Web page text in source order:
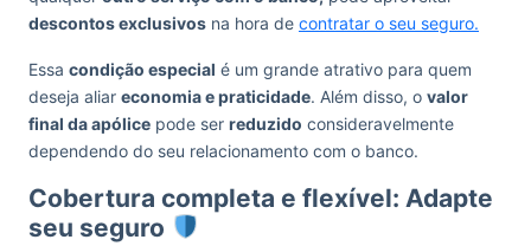
descontos exclusivos na hora de contratar o seu seguro.
Essa condição especial é um grande atrativo para quem
deseja aliar economia e praticidade. Além disso, o valor
final da apólice pode ser reduzido consideravelmente
dependendo do seu relacionamento com o banco.
Cobertura completa e flexível: Adapte
seu seguro